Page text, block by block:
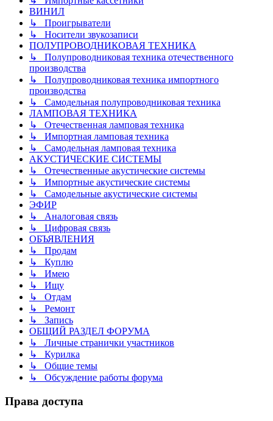
ВИНИЛ
↳ Проигрыватели
↳ Носители звукозаписи
ПОЛУПРОВОДНИКОВАЯ ТЕХНИКА
↳ Полупроводниковая техника отечественного
производства
↳ Полупроводниковая техника импортного
производства
↳ Самодельная полупроводниковая техника
ЛАМПОВАЯ ТЕХНИКА
↳ Отечественная ламповая техника
↳ Импортная ламповая техника
↳ Самодельная ламповая техника
АКУСТИЧЕСКИЕ СИСТЕМЫ
↳ Отечественные акустические системы
↳ Импортные акустические системы
↳ Самодельные акустические системы
ЭФИР
↳ Аналоговая связь
↳ Цифровая связь
ОБЪЯВЛЕНИЯ
↳ Продам
↳ Куплю
↳ Имею
↳ Ищу
↳ Отдам
↳ Ремонт
↳ Запись
ОБЩИЙ РАЗДЕЛ ФОРУМА
↳ Личные странички участников
↳ Курилка
↳ Общие темы
↳ Обсуждение работы форума
Права доступа